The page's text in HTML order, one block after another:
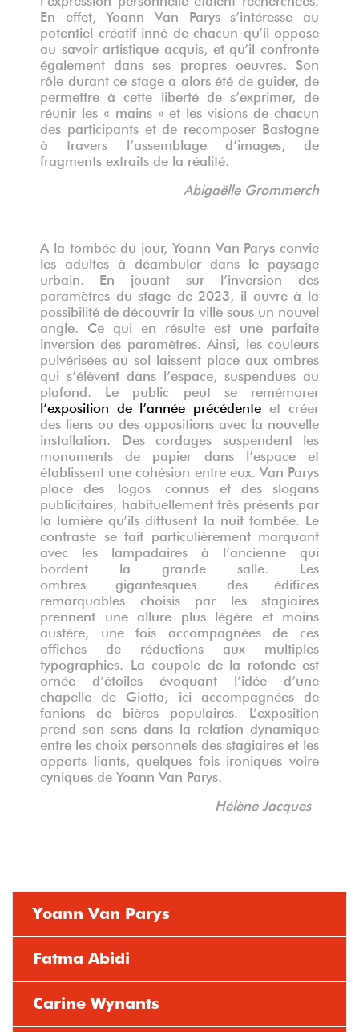
En effet, Yoann Van Parys s’intéresse au
potentiel créatif inné de chacun qu’il oppose
au savoir artistique acquis, et qu’il confronte
également dans ses propres oeuvres. Son
rôle durant ce stage a alors été de guider, de
permettre à cette liberté de s’exprimer, de
réunir les « mains » et les visions de chacun
des participants et de recomposer Bastogne
à travers l’assemblage d’images, de
fragments extraits de la réalité.
Abigaëlle Grommerch
A la tombée du jour, Yoann Van Parys convie
les adultes à déambuler dans le paysage
urbain. E n jouant sur l ’ inversion des
param è tres du stage de 2023 , il ouvre à la
possibilité de découvrir la ville sous un nouvel
angle. Ce qui en résulte est une parfaite
inversion des paramètres. Ainsi, les couleurs
pulvérisées au sol laissent place aux ombres
qui s’élèvent dans l’espace, suspendues au
plafond. Le public peut se remémorer
l’exposition de l’année précédente et créer
des liens ou des oppositions avec la nouvelle
installation. Des cordages suspendent les
monuments de papier dans l’espace et
établissent une cohésion entre eux. Van Parys
place des logos connus et des slogans
publicitaires, habituellement très présents par
la lumière qu’ils diffusent la nuit tombée. Le
contraste se fait particulièrement marquant
avec les lampadaires à l’ancienne qui
bordent la grande salle. Les
ombres gigantesques des édifices
remarquables choisis par les stagiaires
prennent une allure plus légère et moins
austère, une fois accompagnées de ces
affiches de réductions aux multiples
typographies. La coupole de la rotonde est
ornée d’étoiles évoquant l’idée d’une
chapelle de Giotto, ici accompagnées de
fanions de bières populaires. L’exposition
prend son sens dans la relation dynamique
entre les choix personnels des stagiaires et les
apports liants, quelques fois ironiques voire
cyniques de Yoann Van Parys.
Hélène Jacques
Yoann Van Parys
Fatma Abidi
Carine Wynants